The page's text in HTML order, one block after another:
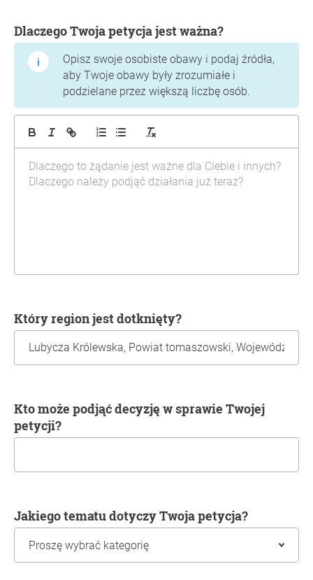
Dlaczego Twoja petycja jest ważna?
Opisz swoje osobiste obawy i podaj źródła,
aby Twoje obawy były zrozumiałe i
podzielane przez większą liczbę osób.
Który region jest dotknięty?
Kto może podjąć decyzję w sprawie Twojej
petycji?
Jakiego tematu dotyczy Twoja petycja?